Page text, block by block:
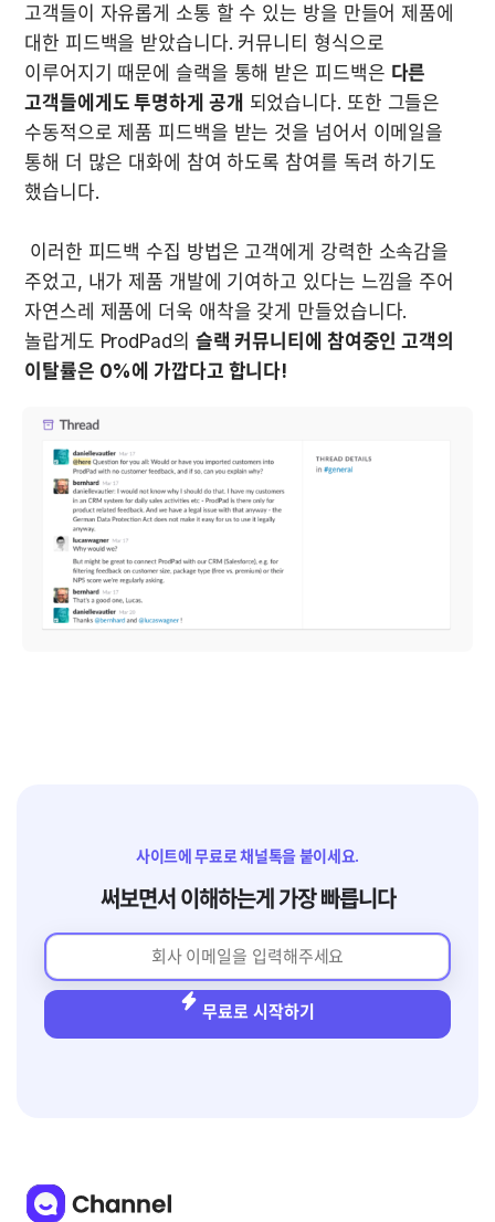
고객들이 자유롭게 소통 할 수 있는 방을 만들어 제품에
대한 피드백을 받았습니다. 커뮤니티 형식으로
이루어지기 때문에 슬랙을 통해 받은 피드백은 다른
고객들에게도 투명하게 공개 되었습니다. 또한 그들은
수동적으로 제품 피드백을 받는 것을 넘어서 이메일을
통해 더 많은 대화에 참여 하도록 참여를 독려 하기도
주었고, 내가 제품 개발에 기여하고 있다는 느낌을 주어
자연스레 제품에 더욱 애착을 갖게 만들었습니다.
놀랍게도 ProdPad의 슬랙 커뮤니티에 참여중인 고객의
이탈률은 0%에 가깝다고 합니다!
사이트에 무료로 채널톡을 붙이세요.
써보면서 이해하는게 가장 빠릅니다
무료로 시작하기